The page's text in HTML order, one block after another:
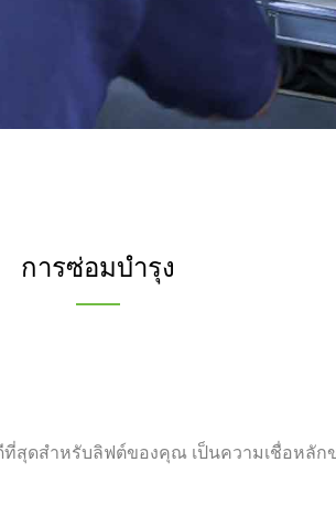
การซ่อมบำรุง
ดสำหรับลิฟต์ของคุณ เป็นความเชื่อหลัก